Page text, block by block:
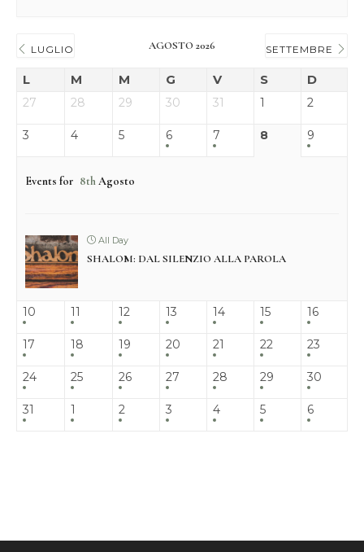
LUGLIO AGOSTO 2026 SETTEMBRE
L M M G V S D
27 28 29 30 31 1 2
3 4 5 6 7 8 9
Events for 8thAgosto
All Day
SHALOM: DAL SILENZIO ALLA PAROLA
10 11 12 13 14 15 16
17 18 19 20 21 22 23
24 25 26 27 28 29 30
31 1 2 3 4 5 6